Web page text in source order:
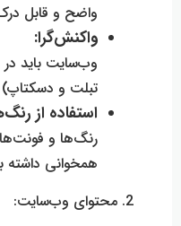
واضح و قابل درک باشد.
واکنش‌گرا:
وب‌سایت باید در
تبلت و دسکتاپ) به
استفاده از رنگ‌ها
رنگ‌ها و فونت‌ها
همخوانی داشته باشند